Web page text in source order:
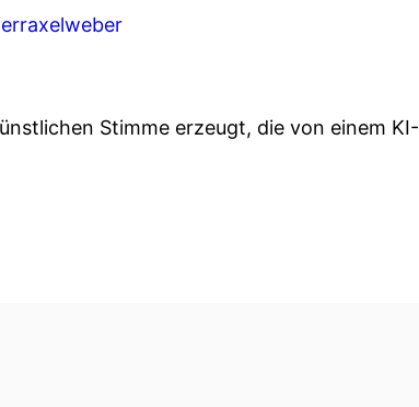
Stimme erzeugt, die von einem KI-